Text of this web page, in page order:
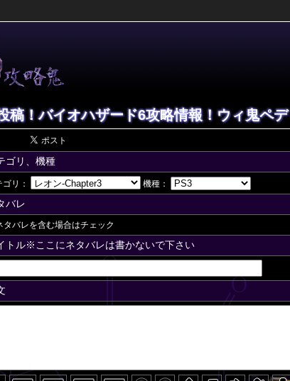
稿！バイオハザード6攻略情報！ウィ鬼ペ
ゴリ、機種
ゴリ： 機種：
バレ
タバレを含む場合はチェック
トル※ここにネタバレは書かないで下さい